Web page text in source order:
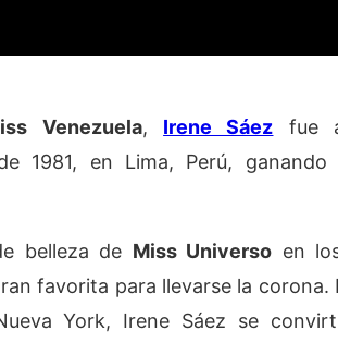
Venezuela, Irene Sáez fue
1981, en Lima, Perú,
belleza de Miss Universo en
favorita para llevarse la corona.
York, Irene Sáez se